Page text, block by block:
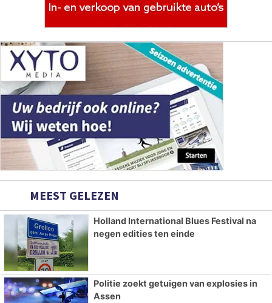
MEEST GELEZEN
Holland International Blues Festival na
negen edities ten einde
Politie zoekt getuigen van explosies in
Assen